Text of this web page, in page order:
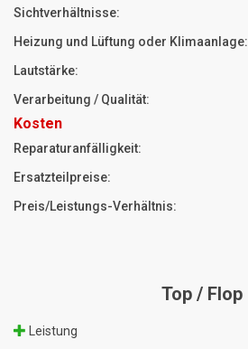
Sichtverhältnisse:
Heizung und Lüftung oder Klimaanlage:
Lautstärke:
Verarbeitung / Qualität:
Kosten
Reparaturanfälligkeit:
Ersatzteilpreise:
Preis/Leistungs-Verhältnis:
Top / Flop
Leistung